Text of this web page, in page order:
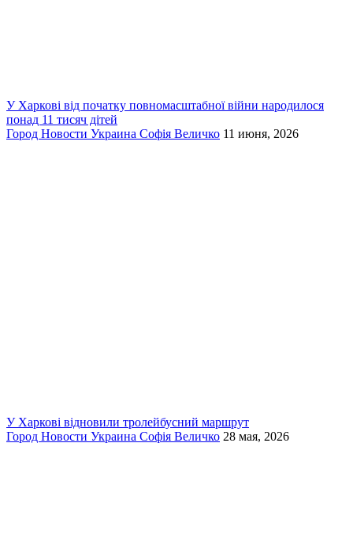
У Харкові від початку повномасштабної війни народилося
понад 11 тисяч дітей
Город Новости Украина Софія Величко 11 июня, 2026
У Харкові відновили тролейбусний маршрут
Город Новости Украина Софія Величко 28 мая, 2026